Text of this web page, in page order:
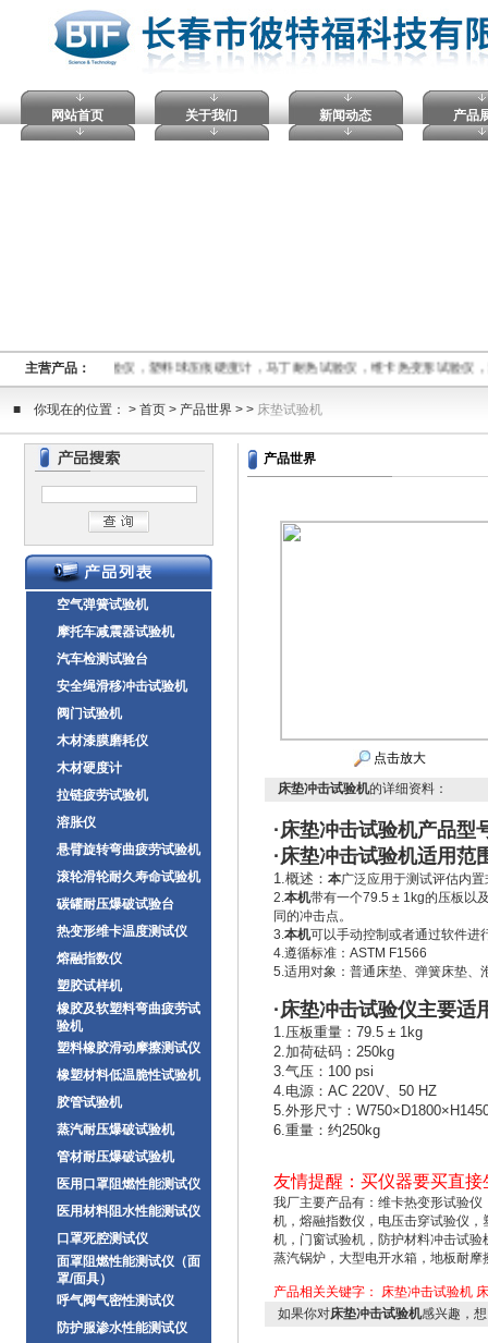
网站首页 关于我们 新闻动态 产品
主营产品：
数仪,电压击穿试验仪，塑料球压痕硬度计，马丁耐热试验仪，维卡热变形试验仪
■ 你现在的位置： > 首页 > 产品世界 > > 床垫试验机
空气弹簧试验机
摩托车减震器试验机
汽车检测试验台
安全绳滑移冲击试验机
阀门试验机
木材漆膜磨耗仪
木材硬度计
拉链疲劳试验机
溶胀仪
悬臂旋转弯曲疲劳试验机
滚轮滑轮耐久寿命试验机
碳罐耐压爆破试验台
热变形维卡温度测试仪
熔融指数仪
塑胶试样机
橡胶及软塑料弯曲疲劳试
验机
塑料橡胶滑动摩擦测试仪
橡塑材料低温脆性试验机
胶管试验机
蒸汽耐压爆破试验机
管材耐压爆破试验机
医用口罩阻燃性能测试仪
医用材料阻水性能测试仪
口罩死腔测试仪
面罩阻燃性能测试仪（面
罩/面具）
呼气阀气密性测试仪
防护服渗水性能测试仪
产品世界
点击放大
床垫冲击试验机的详细资料：
·床垫冲击试验机产品型
·床垫冲击试验机适用范
1.概述： 本广泛应用于测试评估内
2.本机带有一个79.5 ± 1kg的压板以
同的冲击点。
3.本机可以手动控制或者通过软件进
4.遵循标准：ASTM F1566
5.适用对象：普通床垫、弹簧床垫、
·床垫冲击试验仪主要适
1.压板重量：79.5 ± 1kg
2.加荷砝码：250kg
3.气压：100 psi
4.电源：AC 220V、50 HZ
5.外形尺寸：
6.重量：约250kg
友情提醒：买仪器要买直
我厂主要产品有： 维卡热变形试验仪
机，熔融指数仪，电压击穿试验仪
机，门窗试验机，防护材料冲击试
蒸汽锅炉，大型电开水箱，地板耐
产品相关关键字： 床垫冲击试验机
如果你对床垫冲击试验机感兴趣，